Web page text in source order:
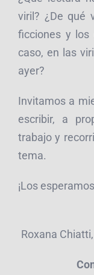
viril? ¿De qué
ficciones y los
caso, en las
ayer?
Invitamos a
escribir, a
trabajo y
tema.
¡Los
Roxana